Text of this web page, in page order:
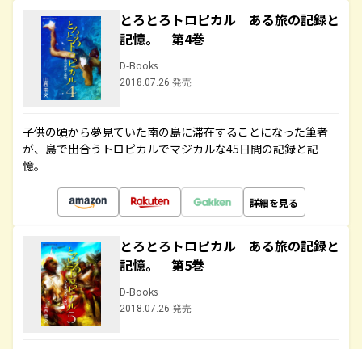
とろとろトロピカル ある旅の記録と
記憶。 第4巻
D-Books
2018.07.26 発売
子供の頃から夢見ていた南の島に滞在することになった筆者
が、島で出合うトロピカルでマジカルな45日間の記録と記
憶。
詳細を見る
とろとろトロピカル ある旅の記録と
記憶。 第5巻
D-Books
2018.07.26 発売